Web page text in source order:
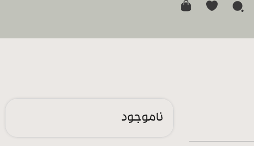
ناموجود